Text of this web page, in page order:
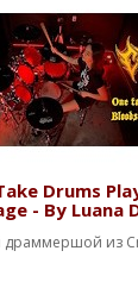
Drums
- By Luana
из